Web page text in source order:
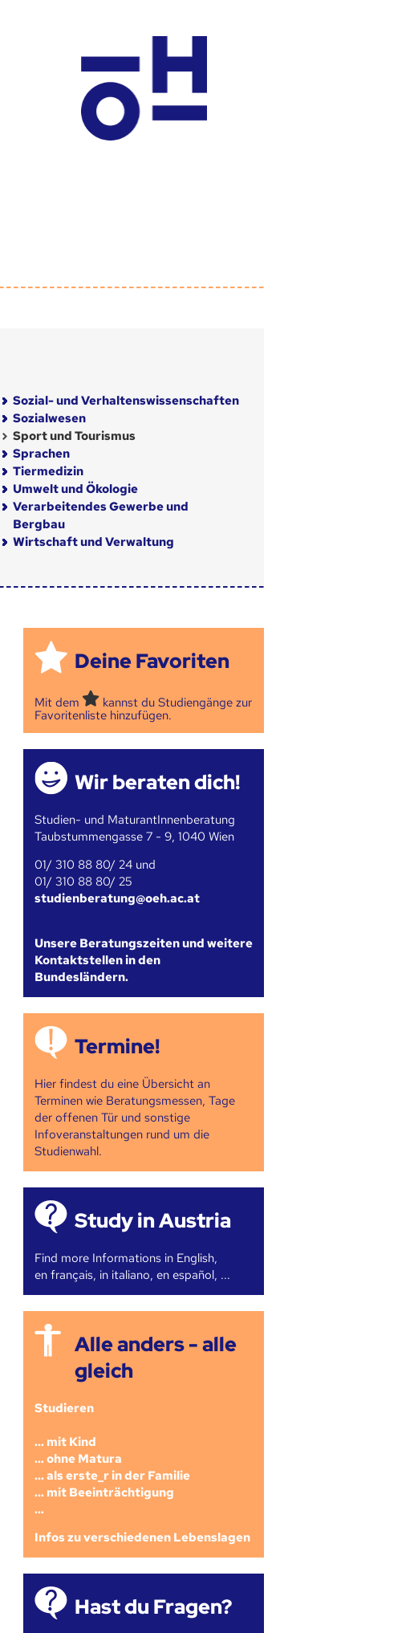
Sozial- und Verhaltenswissenschaften
Sozialwesen
Sport und Tourismus
Sprachen
Tiermedizin
Umwelt und Ökologie
Verarbeitendes Gewerbe und
Bergbau
Wirtschaft und Verwaltung
Deine Favoriten
Mit dem
kannst du Studiengänge zur
Favoritenliste hinzufügen.
Wir beraten dich!
Studien- und MaturantInnenberatung
Taubstummengasse 7 - 9, 1040 Wien
01/ 310 88 80/ 24 und
01/ 310 88 80/ 25
studienberatung@oeh.ac.at
Unsere Beratungszeiten und weitere
Kontaktstellen in den
Bundesländern.
Termine!
Hier findest du eine Übersicht an
Terminen wie Beratungsmessen, Tage
der offenen Tür und sonstige
Infoveranstaltungen rund um die
Studienwahl.
Study in Austria
Find more Informations in English,
en français, in italiano, en español, ...
Alle anders - alle
gleich
Studieren
... mit Kind
... ohne Matura
... als erste_r in der Familie
... mit Beeinträchtigung
...
Infos zu verschiedenen Lebenslagen
Hast du Fragen?